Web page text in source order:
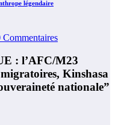
légendaire
Commentaires
: l’AFC/M23
Kinshasa
nationale”